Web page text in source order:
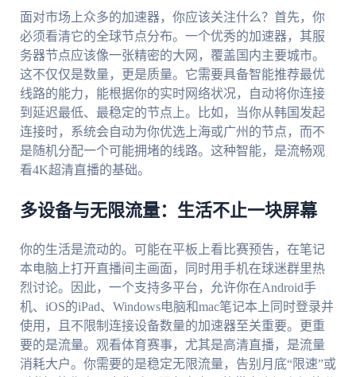
面对市场上众多的加速器，你应该关注什么？首先，你
必须看清它的全球节点分布。一个优秀的加速器，其服
务器节点应该像一张精密的大网，覆盖国内主要城市。
这不仅仅是数量，更是质量。它需要具备智能推荐最优
线路的能力，能根据你的实时网络状况，自动将你连接
到延迟最低、最稳定的节点上。比如，当你从韩国发起
连接时，系统会自动为你优选上海或广州的节点，而不
是随机分配一个可能拥堵的线路。这种智能，是流畅观
看4K超清直播的基础。
多设备与无限流量：生活不止一块屏幕
你的生活是流动的。可能在平板上看比赛预告，在笔记
本电脑上打开直播间主画面，同时用手机在球迷群里热
烈讨论。因此，一个支持多平台，允许你在Android手
机、iOS的iPad、Windows电脑和mac笔记本上同时登录并
使用，且不限制连接设备数量的加速器至关重要。更重
要的是流量。观看体育赛事，尤其是高清直播，是流量
消耗大户。你需要的是稳定无限流量，告别月底“限速”或